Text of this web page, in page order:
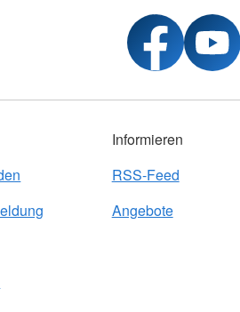
Informieren
RSS-Feed
Angebote